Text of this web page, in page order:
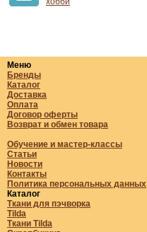
Меню
Бренды
Каталог
Доставка
Оплата
Договор оферты
Возврат и обмен товара
Обучение и мастер-классы
Статьи
Новости
Контакты
Политика персональных данных
Каталог
Ткани для пэчворка
Tilda
Ткани Tilda